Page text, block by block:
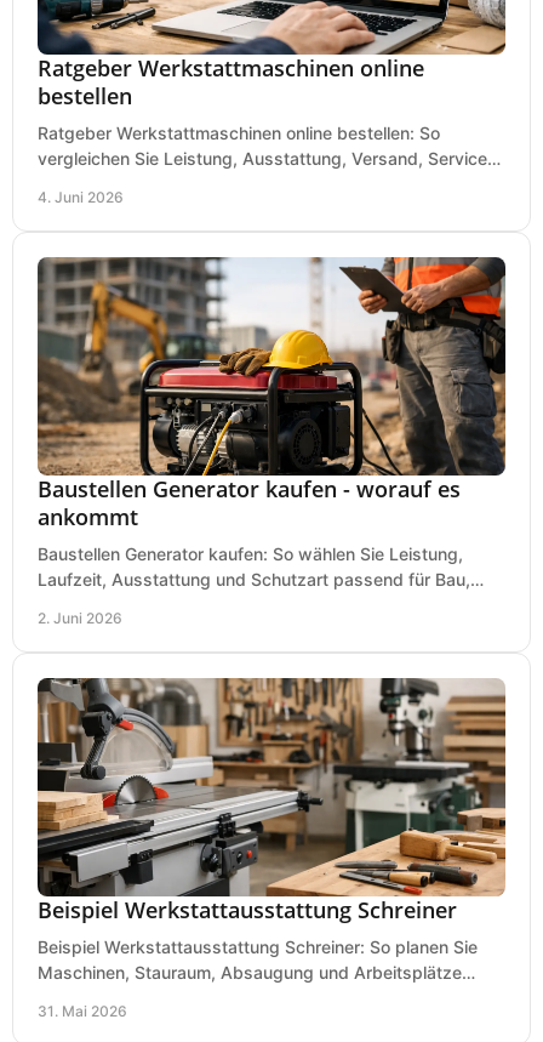
Ratgeber Werkstattmaschinen online
bestellen
Ratgeber Werkstattmaschinen online bestellen: So
vergleichen Sie Leistung, Ausstattung, Versand, Service
4. Juni 2026
Baustellen Generator kaufen - worauf es
ankommt
Baustellen Generator kaufen: So wählen Sie Leistung,
Laufzeit, Ausstattung und Schutzart passend für Bau,
2. Juni 2026
Beispiel Werkstattausstattung Schreiner
Beispiel Werkstattausstattung Schreiner: So planen Sie
Maschinen, Stauraum, Absaugung und Arbeitsplätze
31. Mai 2026